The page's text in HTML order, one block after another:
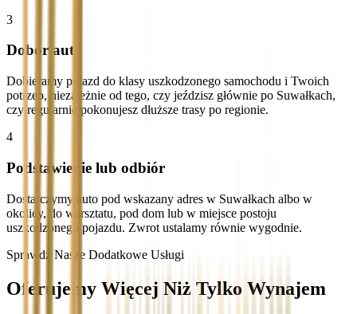
3
Dobór auta
Dobieramy pojazd do klasy uszkodzonego samochodu i Twoich
potrzeb, niezależnie od tego, czy jeździsz głównie po Suwałkach,
czy regularnie pokonujesz dłuższe trasy po regionie.
4
Podstawienie lub odbiór
Dostarczymy auto pod wskazany adres w Suwałkach albo w
okolicy, do warsztatu, pod dom lub w miejsce postoju
uszkodzonego pojazdu. Zwrot ustalamy równie wygodnie.
Sprawdź Nasze Dodatkowe Usługi
Oferujemy Więcej Niż Tylko Wynajem